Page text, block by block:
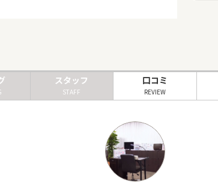
スタッフ
STAFF
口コミ
REVIEW